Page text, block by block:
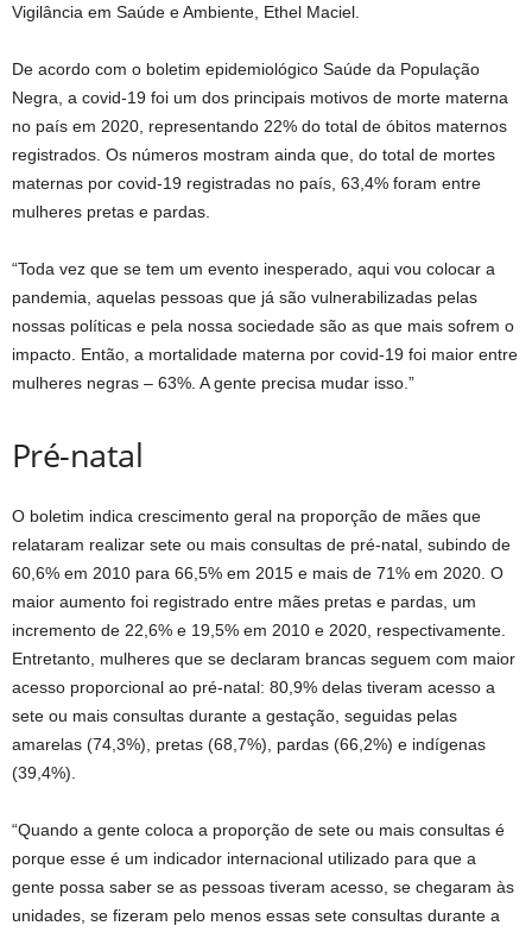
Vigilância em Saúde e Ambiente, Ethel Maciel.
De acordo com o boletim epidemiológico Saúde da População
Negra, a covid-19 foi um dos principais motivos de morte materna
no país em 2020, representando 22% do total de óbitos maternos
registrados. Os números mostram ainda que, do total de mortes
maternas por covid-19 registradas no país, 63,4% foram entre
mulheres pretas e pardas.
“Toda vez que se tem um evento inesperado, aqui vou colocar a
pandemia, aquelas pessoas que já são vulnerabilizadas pelas
nossas políticas e pela nossa sociedade são as que mais sofrem o
impacto. Então, a mortalidade materna por covid-19 foi maior entre
mulheres negras – 63%. A gente precisa mudar isso.”
Pré-natal
O boletim indica crescimento geral na proporção de mães que
relataram realizar sete ou mais consultas de pré-natal, subindo de
60,6% em 2010 para 66,5% em 2015 e mais de 71% em 2020. O
maior aumento foi registrado entre mães pretas e pardas, um
incremento de 22,6% e 19,5% em 2010 e 2020, respectivamente.
Entretanto, mulheres que se declaram brancas seguem com maior
acesso proporcional ao pré-natal: 80,9% delas tiveram acesso a
sete ou mais consultas durante a gestação, seguidas pelas
amarelas (74,3%), pretas (68,7%), pardas (66,2%) e indígenas
(39,4%).
“Quando a gente coloca a proporção de sete ou mais consultas é
porque esse é um indicador internacional utilizado para que a
gente possa saber se as pessoas tiveram acesso, se chegaram às
unidades, se fizeram pelo menos essas sete consultas durante a